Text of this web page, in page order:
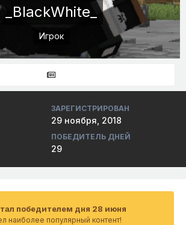
_BlackWhite_
Игрок
ЗАРЕГИСТРИРОВАН
29 ноября, 2018
ПОБЕДИТЕЛЬ ДНЕЙ
29
победителем дня 28 июня
наиболее популярный контент!